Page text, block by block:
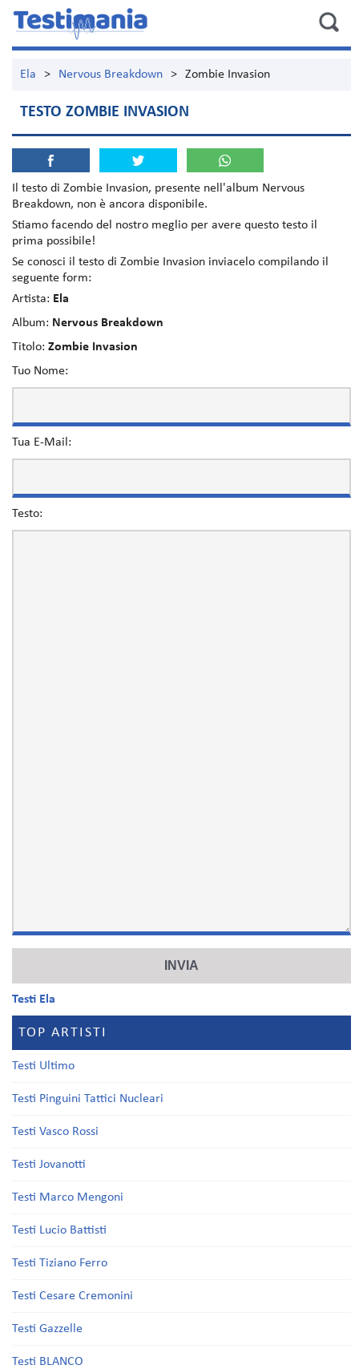
Ela > Nervous Breakdown > Zombie Invasion
TESTO ZOMBIE INVASION
Il testo di Zombie Invasion, presente nell'album Nervous
Breakdown, non è ancora disponibile.
Stiamo facendo del nostro meglio per avere questo testo il
prima possibile!
Se conosci il testo di Zombie Invasion inviacelo compilando il
seguente form:
Artista: Ela
Album: Nervous Breakdown
Titolo: Zombie Invasion
Tuo Nome:
Tua E-Mail:
Testo:
Testi Ela
TOP ARTISTI
Testi Ultimo
Testi Pinguini Tattici Nucleari
Testi Vasco Rossi
Testi Jovanotti
Testi Marco Mengoni
Testi Lucio Battisti
Testi Tiziano Ferro
Testi Cesare Cremonini
Testi Gazzelle
Testi BLANCO